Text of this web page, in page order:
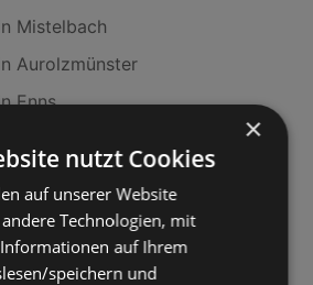
Mistelbach
Aurolzmünster
Enns
×
nutzt Cookies
auf unserer Website
Technologien, mit
auf Ihrem
speichern und